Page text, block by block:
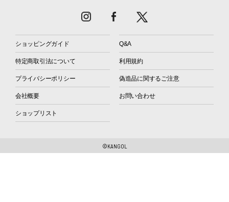
ショッピングガイド Q&A
特定商取引法について 利用規約
プライバシーポリシー 偽造品に関するご注意
会社概要 お問い合わせ
ショップリスト
©KANGOL